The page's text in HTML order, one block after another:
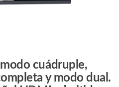
cuádruple,
y modo dual.